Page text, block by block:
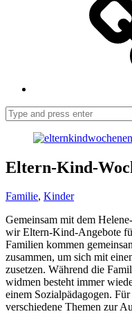
Search
Eltern-Kind-
Familie, Kinder
Gemeinsam mit dem
wir Eltern-Kind-Angebote
Familien kommen
zusammen, um sich mit
zusetzen. Während die
widmen besteht immer
einem Sozialpädagogen.
verschiedene Themen zur